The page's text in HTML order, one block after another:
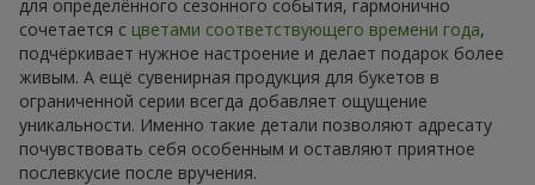
для определённого сезонного события, гармонично
сочетается с цветами соответствующего времени года,
подчёркивает нужное настроение и делает подарок более
живым. А ещё сувенирная продукция для букетов в
ограниченной серии всегда добавляет ощущение
уникальности. Именно такие детали позволяют адресату
почувствовать себя особенным и оставляют приятное
послевкусие после вручения.